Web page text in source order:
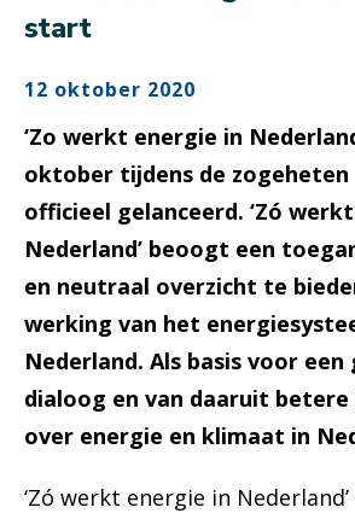
start
12 oktober 2020
‘Zo werkt energie in
oktober tijdens de zogeheten
officieel gelanceerd. ‘Zó
Nederland’ beoogt een
en neutraal overzicht te
werking van het
Nederland. Als basis voor
dialoog en van daaruit betere
over energie en klimaat in
‘Zó werkt energie in